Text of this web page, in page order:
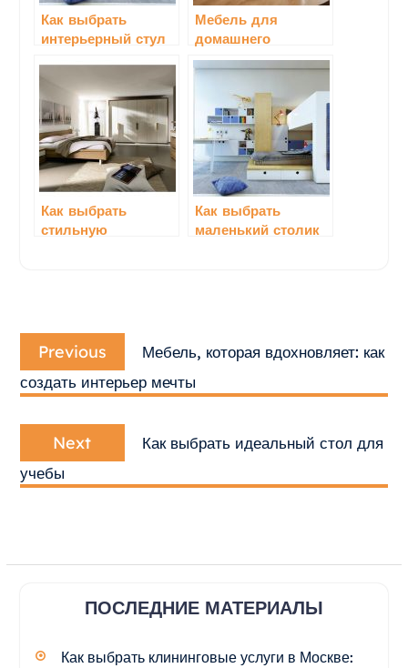
Как выбрать
интерьерный стул
Мебель для
домашнего
кинотеатра: как
выбрать
Как выбрать
стильную
Как выбрать
маленький столик
Навигация
по
записям
Previous
Previous
post:
Мебель, которая вдохновляет: как
создать интерьер мечты
Next
Next
post:
Как выбрать идеальный стол для
учебы
ПОСЛЕДНИЕ МАТЕРИАЛЫ
Как выбрать клининговые услуги в Москве: